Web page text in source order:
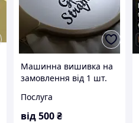
Машинна вишивка на
замовлення від 1 шт.
Послуга
від500₴